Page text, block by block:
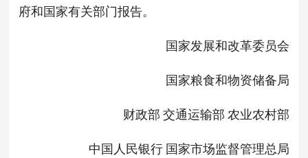
府和国家有关部门报告。
国家发展和改革委员会
国家粮食和物资储备局
财政部 交通运输部 农业农村部
中国人民银行 国家市场监督管理总局